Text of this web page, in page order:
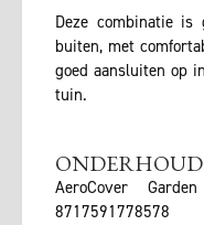
Deze combinatie is
buiten, met
goed aansluiten op
tuin.
AeroCover
8717591778578